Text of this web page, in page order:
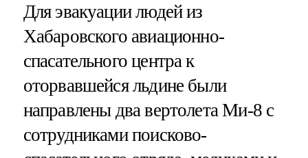
Для эвакуации людей из
Хабаровского авиационно-
спасательного центра к
оторвавшейся льдине были
направлены два вертолета Ми-8 с
сотрудниками поисково-